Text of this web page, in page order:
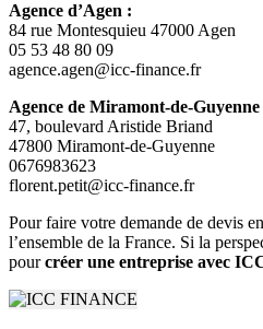
Agence d’Agen :
84 rue Montesquieu 47000 Agen
05 53 48 80 09
agence.agen@icc-finance.fr
Agence de Miramont-de-Guyenne
47, boulevard Aristide Briand
47800 Miramont-de-Guyenne
0676983623
florent.petit@icc-finance.fr
Pour faire votre demande de devis
l’ensemble de la France. Si la
pourcréer une entreprise avec